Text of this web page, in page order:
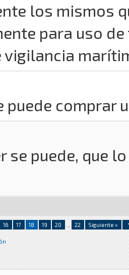
los mismos
para uso
vigilancia
puede comprar
se puede, que
16 17 18 19 20 ... 22 Siguiente »